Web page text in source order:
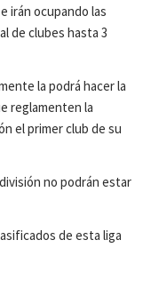
irán ocupando las
de clubes hasta 3
la podrá hacer la
reglamenten la
el primer club de su
no podrán estar
de esta liga